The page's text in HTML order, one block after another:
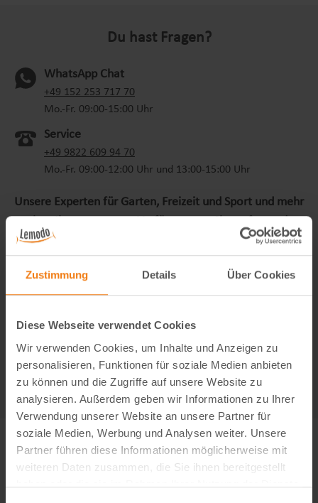
Zustimmung Details Über Cookies
Diese Webseite verwendet Cookies
Wir verwenden Cookies, um Inhalte und Anzeigen zu
personalisieren, Funktionen für soziale Medien anbieten
zu können und die Zugriffe auf unsere Website zu
analysieren. Außerdem geben wir Informationen zu Ihrer
Verwendung unserer Website an unsere Partner für
soziale Medien, Werbung und Analysen weiter. Unsere
Partner führen diese Informationen möglicherweise mit
weiteren Daten zusammen, die Sie ihnen bereitgestellt
haben oder die sie im Rahmen Ihrer Nutzung der Dienste
Du hast Fragen?
WhatsApp Chat
+49 152 253 717 70
Mo.-Fr. 09:00-15:00 Uhr
Service
+49 9822 609 94 70
Mo.-Fr. 09:00-12:00 Uhr und 13:00-15:00 Uhr
Unsere Experten für Garten, Freizeit und Sport und mehr
Kontaktformular